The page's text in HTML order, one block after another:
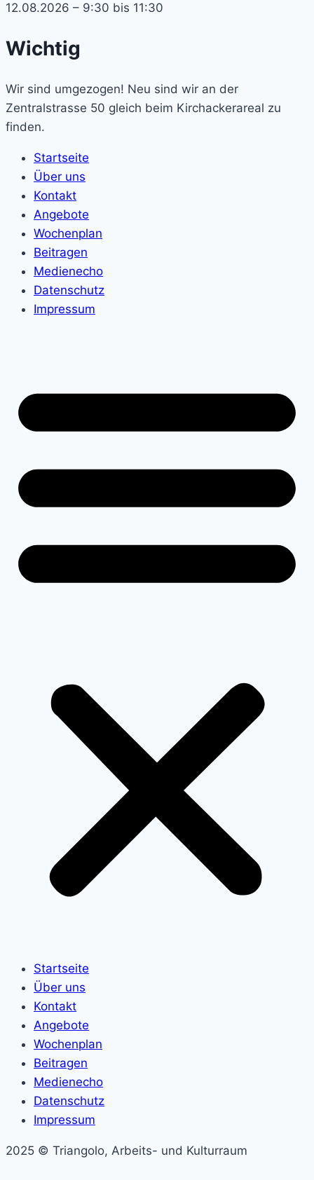
12.08.2026 – 9:30 bis 11:30
Wichtig
Wir sind umgezogen! Neu sind wir an der
Zentralstrasse 50 gleich beim Kirchackerareal zu
finden.
Startseite
Über uns
Kontakt
Angebote
Wochenplan
Beitragen
Medienecho
Datenschutz
Impressum
Startseite
Über uns
Kontakt
Angebote
Wochenplan
Beitragen
Medienecho
Datenschutz
Impressum
2025 © Triangolo, Arbeits- und Kulturraum